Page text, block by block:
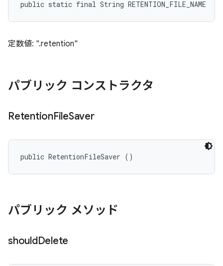
public static final String RETENTION_FILE_NAME
定数値: ".retention"
パブリック コンストラクタ
RetentionFileSaver
public RetentionFileSaver ()
パブリック メソッド
shouldDelete